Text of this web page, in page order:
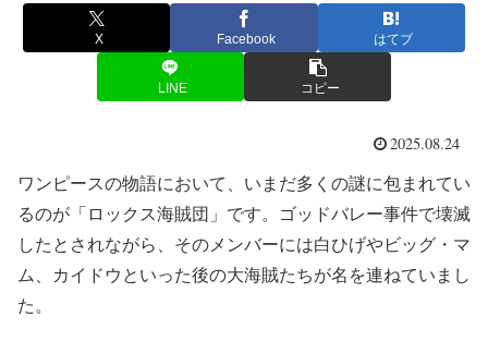
X Facebook はてブ
LINE コピー
2025.08.24
ワンピースの物語において、いまだ多くの謎に包まれてい
るのが「ロックス海賊団」です。ゴッドバレー事件で壊滅
したとされながら、そのメンバーには白ひげやビッグ・マ
ム、カイドウといった後の大海賊たちが名を連ねていまし
た。